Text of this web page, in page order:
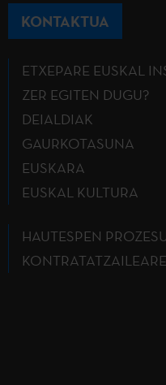
KONTAKTUA
ETXEPARE EUSKAL
ZER EGITEN DUGU?
DEIALDIAK
GAURKOTASUNA
EUSKARA
EUSKAL KULTURA
HAUTESPEN